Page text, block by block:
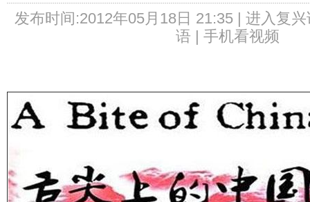
发布时间:2012年05月18日 21:35 | 进入复兴
语 | 手机看视频